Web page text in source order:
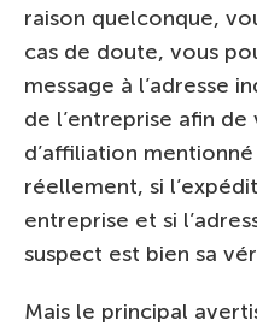
raison quelconque,
cas de doute, vous
message à l’adresse
de l’entreprise afin
d’affiliation
réellement, si
entreprise et si
suspect est bien sa
Mais le principal